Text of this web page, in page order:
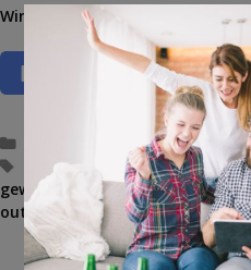
Win een jaarabonnement bij
t
e
g
o
Vrije tijd
a
g
s
afvallen Conditie opbouwen,
gewicht heffen
gratis sporten,
out
Win een Range
Win een